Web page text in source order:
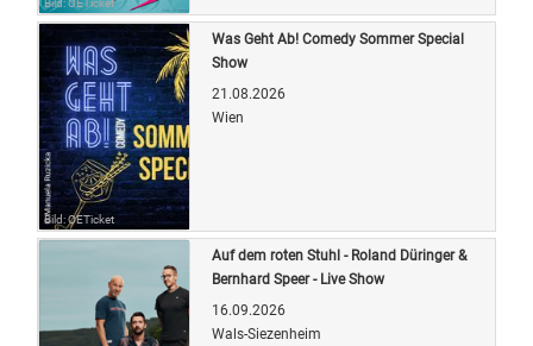
Bild: OETicket
Was Geht Ab! Comedy Sommer Special
Show
21.08.2026
Wien
Auf dem roten Stuhl - Roland Düringer &
Bernhard Speer - Live Show
16.09.2026
Wals-Siezenheim